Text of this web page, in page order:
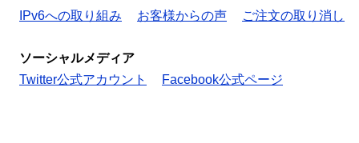
IPv6への取り組み
お客様からの声 ご注文の取り消し
ソーシャルメディア
Twitter公式アカウント
Facebook公式ページ